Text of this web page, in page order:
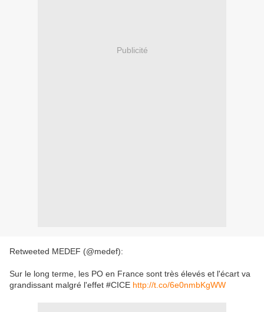
Publicité
Retweeted MEDEF (@medef):
Sur le long terme, les PO en France sont très élevés et l'écart va
grandissant malgré l'effet #CICE http://t.co/6e0nmbKgWW